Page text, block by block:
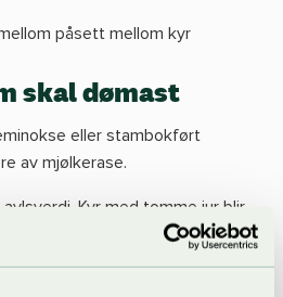
påsett mellom kyr
skal dømast
eller stambokført
av mjølkerase.
Kyr med tomme jur blir